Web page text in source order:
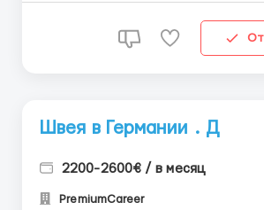
Швея в Германии . Д
2200-2600€ / в месяц
PremiumCareer